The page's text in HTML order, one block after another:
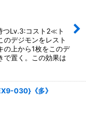
つLv.3:コスト2≪ト
デジモンをレスト
の上から1枚をこのデ
で置く。この効果は
030}《多》